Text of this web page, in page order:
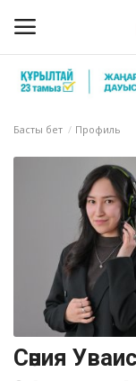
Басты бет
Бізбен байланыс
ПАВЛОДАР
ҚАЗАҚСТАН
ӘЛЕМ
Басты бет Профиль
Сәния